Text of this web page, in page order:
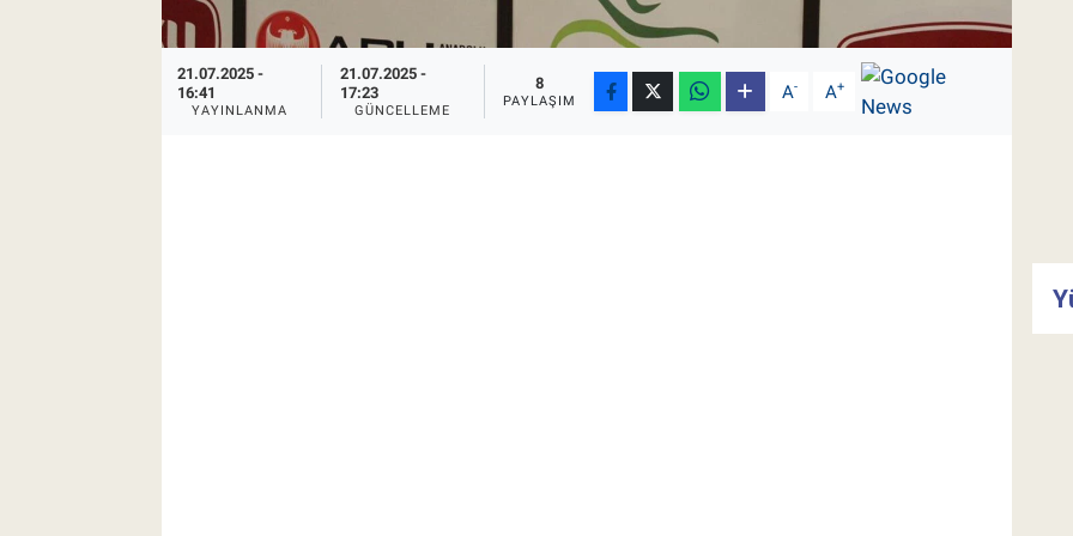
21.07.2025 -
16:41
YAYINLANMA
21.07.2025 -
17:23
GÜNCELLEME
8
PAYLAŞIM A- A+